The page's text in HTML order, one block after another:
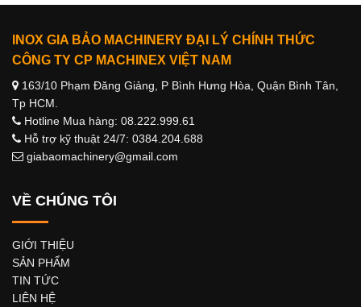
INOX GIA BẢO MACHINERY ĐẠI LÝ CHÍNH THỨC
CÔNG TY CP MACHINEX VIỆT NAM
163/10 Phạm Đăng Giảng, P Bình Hưng Hòa, Quận Bình Tân,
Tp HCM.
Hotline Mua hàng: 08.222.999.61
Hỗ trợ kỹ thuật 24/7: 0384.204.688
giabaomachinery@gmail.com
VỀ CHÚNG TÔI
GIỚI THIỆU
SẢN PHẨM
TIN TỨC
LIÊN HỆ